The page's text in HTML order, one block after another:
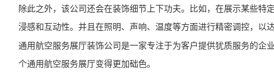
除此之外，该公司还会在装饰细节上下功夫。比如，在展示某些
浸感和互动性。并且在照明、声响、温度等方面进行精密调控，以
通用航空服务展厅装饰公司是一家专注于为客户提供犹质服务的
个通用航空服务展厅变得更加础色。